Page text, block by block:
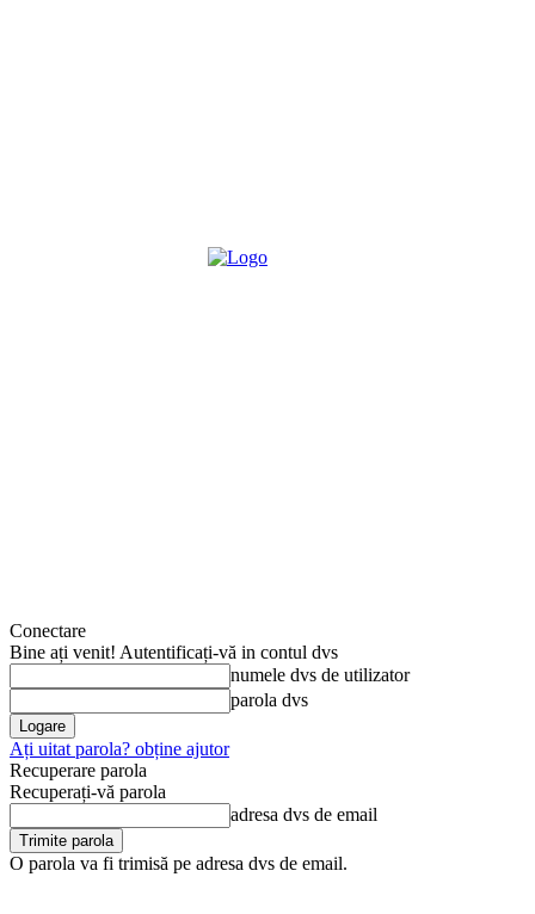
Conectare
Bine ați venit! Autentificați-vă in contul dvs
numele dvs de utilizator
parola dvs
Ați uitat parola? obține ajutor
Recuperare parola
Recuperați-vă parola
adresa dvs de email
O parola va fi trimisă pe adresa dvs de email.